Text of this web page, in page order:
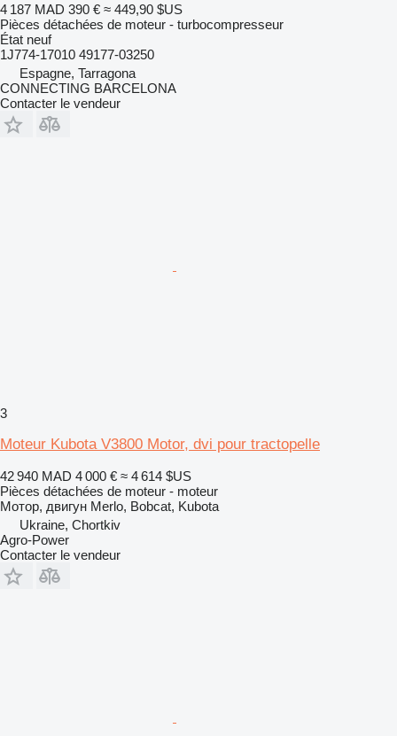
4 187 MAD 390 € ≈ 449,90 $US
Pièces détachées de moteur - turbocompresseur
État neuf
1J774-17010 49177-03250
Espagne, Tarragona
CONNECTING BARCELONA
Contacter le vendeur
3
Moteur Kubota V3800 Motor, dvi pour tractopelle
42 940 MAD 4 000 € ≈ 4 614 $US
Pièces détachées de moteur - moteur
Мотор, двигун Merlo, Bobcat, Kubota
Ukraine, Chortkiv
Agro-Power
Contacter le vendeur